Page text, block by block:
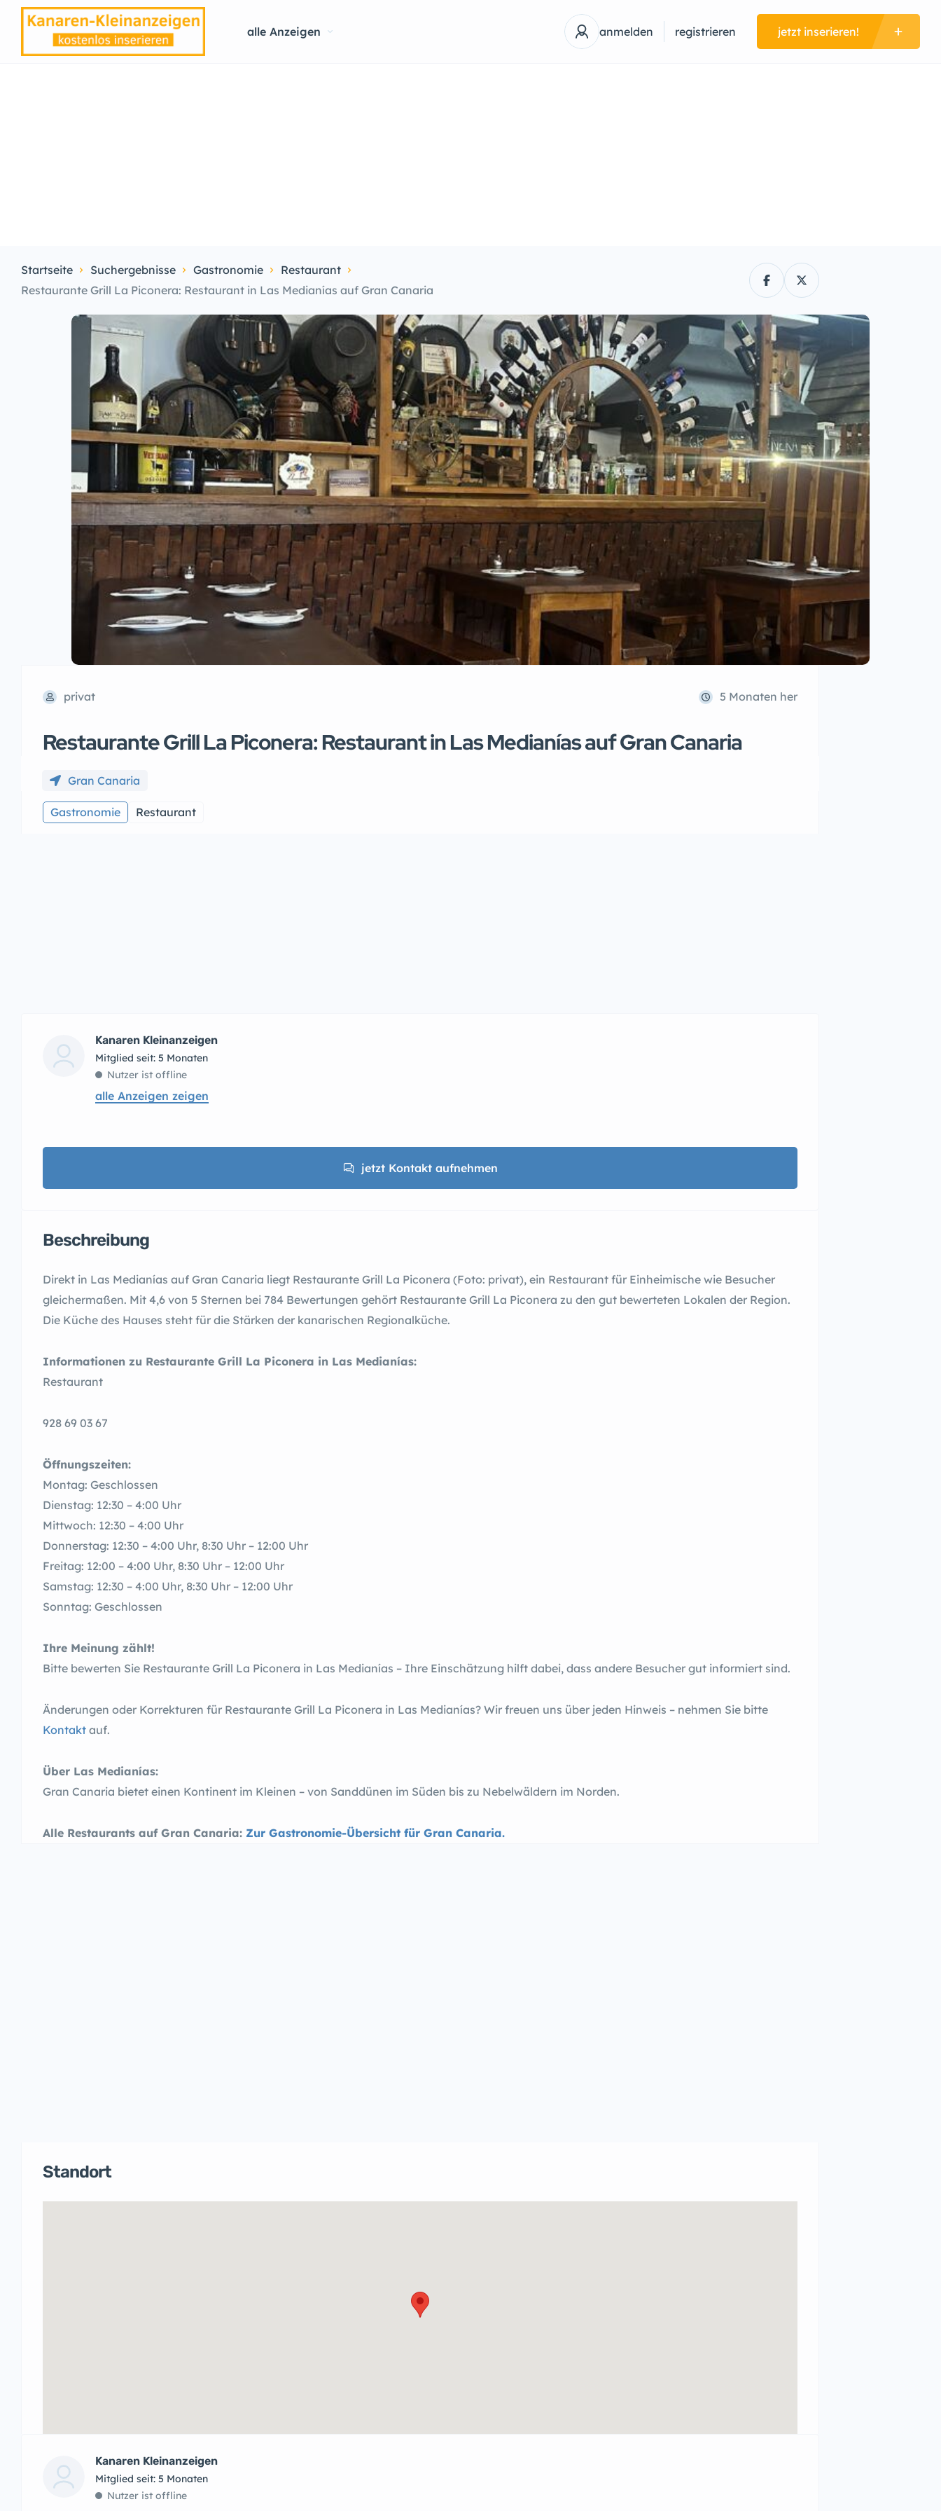
alle Anzeigen anmelden registrieren jetzt inserieren!
Startseite Suchergebnisse Gastronomie
Restaurant
Restaurante Grill La Piconera: Restaurant in Las Medianías auf Gran Canaria
privat 5 Monaten her
Restaurante Grill La Piconera: Restaurant in Las Medianías auf Gran Canaria
Gran Canaria
Gastronomie Restaurant
Kanaren Kleinanzeigen
Mitglied seit: 5 Monaten
Nutzer ist offline
alle Anzeigen zeigen
jetzt Kontakt aufnehmen
Beschreibung
Direkt in Las Medianías auf Gran Canaria liegt Restaurante Grill La Piconera (Foto: privat), ein Restaurant für Einheimische wie Besucher
gleichermaßen. Mit 4,6 von 5 Sternen bei 784 Bewertungen gehört Restaurante Grill La Piconera zu den gut bewerteten Lokalen der Region.
Die Küche des Hauses steht für die Stärken der kanarischen Regionalküche.
Informationen zu Restaurante Grill La Piconera in Las Medianías:
Restaurant
928 69 03 67
Öffnungszeiten:
Montag: Geschlossen
Dienstag: 12:30 – 4:00 Uhr
Mittwoch: 12:30 – 4:00 Uhr
Donnerstag: 12:30 – 4:00 Uhr, 8:30 Uhr – 12:00 Uhr
Freitag: 12:00 – 4:00 Uhr, 8:30 Uhr – 12:00 Uhr
Samstag: 12:30 – 4:00 Uhr, 8:30 Uhr – 12:00 Uhr
Sonntag: Geschlossen
Ihre Meinung zählt!
Bitte bewerten Sie Restaurante Grill La Piconera in Las Medianías – Ihre Einschätzung hilft dabei, dass andere Besucher gut informiert sind.
Änderungen oder Korrekturen für Restaurante Grill La Piconera in Las Medianías? Wir freuen uns über jeden Hinweis – nehmen Sie bitte
Kontakt auf.
Über Las Medianías:
Gran Canaria bietet einen Kontinent im Kleinen – von Sanddünen im Süden bis zu Nebelwäldern im Norden.
Alle Restaurants auf Gran Canaria: Zur Gastronomie-Übersicht für Gran Canaria.
Standort
Kanaren Kleinanzeigen
Mitglied seit: 5 Monaten
Nutzer ist offline